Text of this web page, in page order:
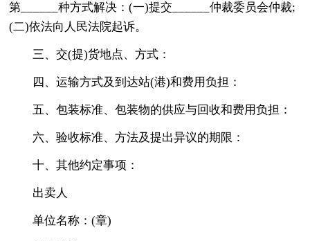
第______种方式解决：(一)提交______仲裁委员会仲裁;
(二)依法向人民法院起诉。
三、交(提)货地点、方式：
四、运输方式及到达站(港)和费用负担：
五、包装标准、包装物的供应与回收和费用负担：
六、验收标准、方法及提出异议的期限：
十、其他约定事项：
出卖人
单位名称：(章)